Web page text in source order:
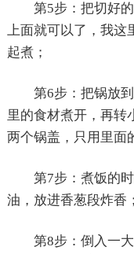
第5步：把切好
上面就可以了，我
起煮；
第6步：把锅放
里的食材煮开，再转
两个锅盖，只用里面
第7步：煮饭的
油，放进香葱段炸香；
第8步：倒入一